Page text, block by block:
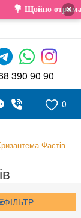
отримали ×
390 90 90
0
Фастів
ФІЛЬТР